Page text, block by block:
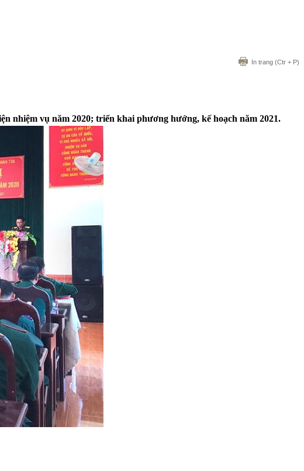
In trang (Ctr + P)
nhiệm vụ năm 2020; triển khai phương hướng, kế hoạch năm 2021.